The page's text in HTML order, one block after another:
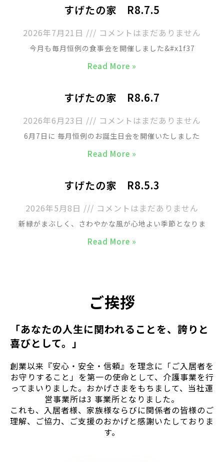
すげたの家 R8.7.5
2026年7月21日 コメントはまだありません
今月も毎月恒例の食事会を開催しました&#x1f37
Read More »
すげたの家 R8.6.7
2026年6月23日 コメントはまだありません
6月7日に 毎月恒例のお誕生日会を開催いたしました
Read More »
すげたの家 R8.5.3
2026年5月8日 コメントはまだありません
新緑がまぶしく、さわやかな風が心地よい季節となりま
Read More »
ご挨拶
「あなたの人生に関われることを、誇りと
喜びとして。」
創業以来『安心・安全・信頼』を理念に「ご入居者を
お守りすること」を第一の使命として、介護事業を行
ってまいりました。おかげさまをもちまして、当社運
営事業所は3 事業所となりました。
これも、入居者様、家族様ならびに関係者の皆様のご
理解、ご協力、ご支援のおかげと感謝いたしておりま
す。